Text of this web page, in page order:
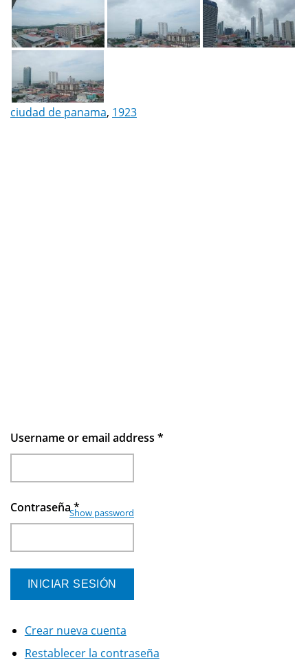
ciudad de panama, 1923
Username or email address *
Contraseña*
Show password
Crear nueva cuenta
Restablecer la contraseña